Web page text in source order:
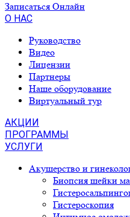
Записаться Онлайн
О НАС
Руководство
Видео
Лицензии
Партнеры
Наше оборудование
Виртуальный тур
АКЦИИ
ПРОГРАММЫ
УСЛУГИ
Акушерство и
Биопсия шейки
Гистероскопия